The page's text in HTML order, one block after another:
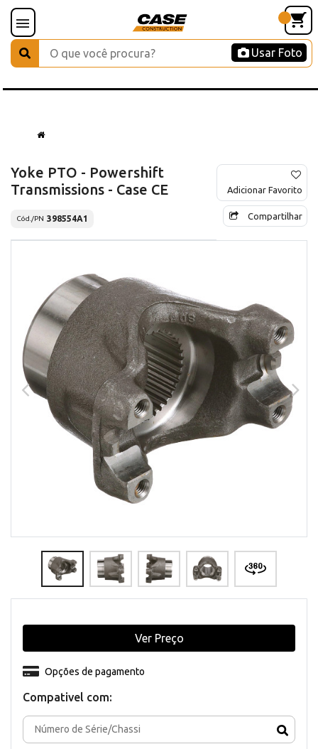
Usar Foto
Yoke PTO - Powershift
Transmissions - Case CE
Cód./PN 398554A1
Adicionar Favorito
Compartilhar
Compativel com:
Opções de pagamento
Ver Preço